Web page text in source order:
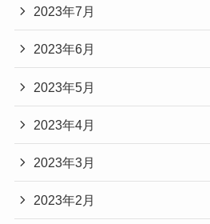
2023年7月
2023年6月
2023年5月
2023年4月
2023年3月
2023年2月